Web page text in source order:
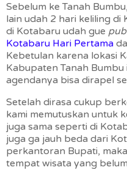
Sebelum ke Tanah
lain udah 2 hari keliling di
di Kotabaru udah gue
Kotabaru Hari Pertama
Kebetulan karena lokasi
Kabupaten Tanah
agendanya bisa dirapel
Setelah dirasa cukup
kami memutuskan untuk
juga sama seperti di
juga ga jauh beda dari
perkantoran Bupati,
tempat wisata yang